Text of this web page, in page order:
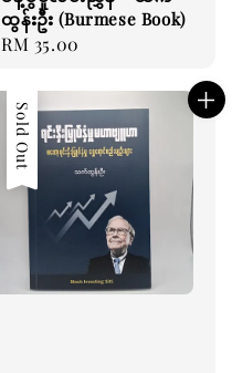
ထွန်းဦး (Burmese Book)
Regular
RM 35.00
Sold Out